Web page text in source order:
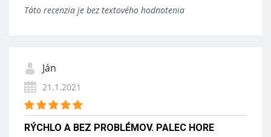
Táto recenzia je bez textového hodnotenia
Ján
21.1.2021
RÝCHLO A BEZ PROBLÉMOV. PALEC HORE